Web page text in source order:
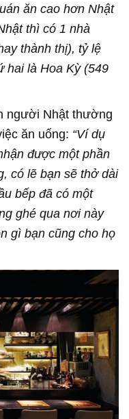
ăn cao hơn Nhật
thì có 1 nhà
thành thị), tỷ lệ
hai là Hoa Kỳ (549
người Nhật thường
ăn uống: “Ví dụ
được một phần
có lẽ bạn sẽ thở dài
bếp đã có một
ghé qua nơi này
gì bạn cũng cho họ